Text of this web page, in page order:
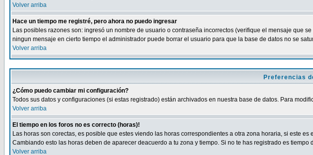
Volver arriba
Hace un tiempo me registré, pero ahora no puedo ingresar
Las posibles razones son: ingresó un nombre de usuario o contraseña incorrectos (verifique el mensaje que
ningun mensaje en cierto tiempo el administrador puede borrar el usuario para que la base de datos no se
Volver arriba
Preferencias
¿Cómo puedo cambiar mi configuración?
Todos sus datos y configuraciones (si estas registrado) están archivados en nuestra base de datos. Para
Volver arriba
El tiempo en los foros no es correcto (horas)!
Las horas son corectas, es posible que estes viendo las horas correspondientes a otra zona horaria, si este
Cambiando esto las horas deben de aparecer deacuerdo a tu zona y tiempo. Si no te has registrado es tiempo
Volver arriba